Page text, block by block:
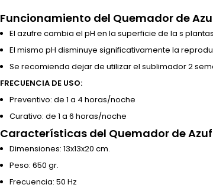
Funcionamiento del Quemador de
El azufre cambia el pH en la superficie de la s
El mismo pH disminuye significativamente la
Se recomienda dejar de utilizar el sublimador 2
FRECUENCIA DE USO:
Preventivo: de 1 a 4 horas/noche
Curativo: de 1 a 6 horas/noche
Características del Quemador de
Dimensiones: 13x13x20 cm.
Peso: 650 gr.
Frecuencia: 50 Hz